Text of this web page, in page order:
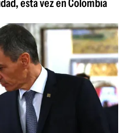
esta vez en Colombia